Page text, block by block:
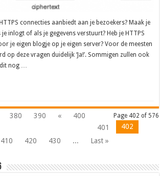
connecties aanbiedt aan je bezoekers? Maak je
inlogt of als je gegevens verstuurt? Heb je HTTPS
je eigen blogje op je eigen server? Voor de meesten
op deze vragen duidelijk ‘Ja!’. Sommigen zullen ook
dit nog …
Page 402 of 576
380 390 «
400
401
402
410 420 430 ... Last »